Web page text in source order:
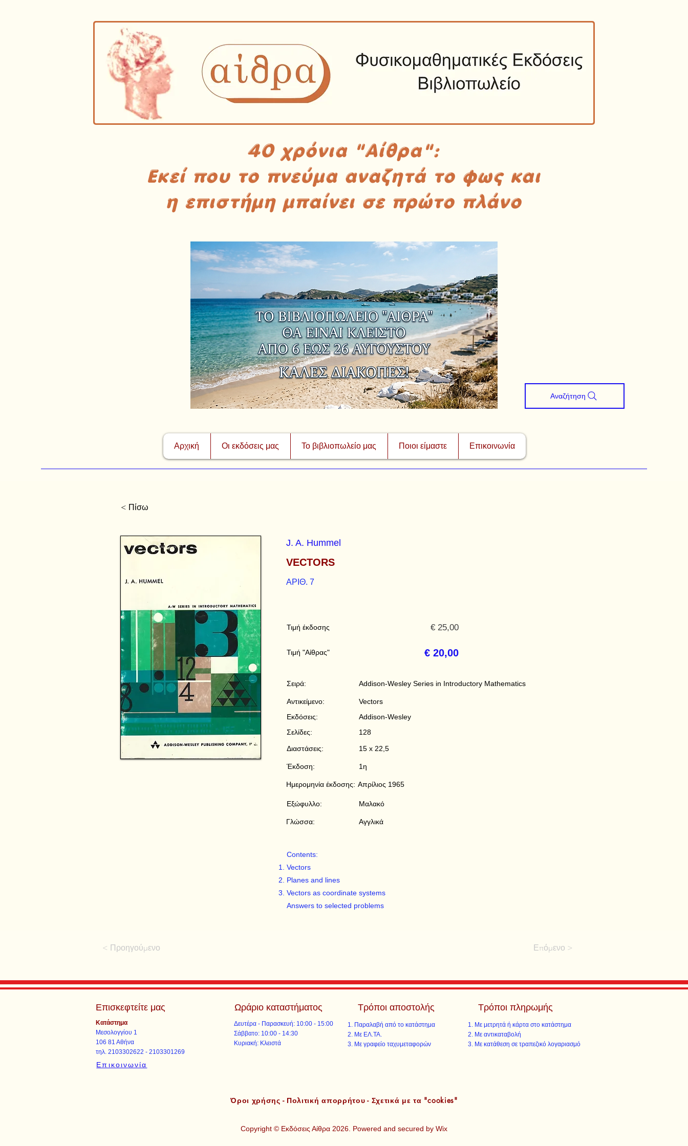
40 χρόνια "Αίθρα":
Εκεί που το πνεύμα αναζητά το φως και
η επιστήμη μπαίνει σε πρώτο πλάνο
Αρχική Οι εκδόσεις μας Το βιβλιοπωλείο μας Ποιοι είμαστε Επικοινωνία
Αναζήτηση
< Πίσω
J. A. Hummel
VECTORS
ΑΡΙΘ. 7
Τιμή έκδοσης € 25,00
€ 20,00
Τιμή "Αίθρας"
Σειρά: Addison-Wesley Series in Introductory Mathematics
Αντικείμενο:
Εκδόσεις:
Σελίδες:
Διαστάσεις:
Vectors
Addison-Wesley
128
15 x 22,5
Έκδοση: 1η
Ημερομηνία έκδοσης: Απρίλιος 1965
Εξώφυλλο:
Γλώσσα:
Μαλακό
Αγγλικά
Contents:
Vectors
Planes and lines
Vectors as coordinate systems
Answers to selected problems
< Προηγούμενο Επόμενο >
Επισκεφτείτε μας
Κατάστημα
Μεσολογγίου 1
106 81 Αθήνα
τηλ. 2103302622 - 2103301269
Επικοινωνία
Ωράριο καταστήματος
Δευτέρα - Παρασκευή: 10:00 - 15:00
​​Σάββατο: 10:00 - 14:30
​Κυριακή: Κλειστά
Τρόποι αποστολής
Παραλαβή από το κατάστημα
Με ΕΛ.ΤΑ.​​
Με γραφείο ταχυμεταφορών​
Τρόποι πληρωμής
Με μετρητά ή κάρτα στο κατάστημα
Με αντικαταβολή
Με κατάθεση σε τραπεζικό λογαριασμό
Όροι χρήσης - Πολιτική απορρήτου - Σχετικά με τα "cookies"
Copyright © Εκδόσεις Αίθρα 2026. Powered and secured by Wix